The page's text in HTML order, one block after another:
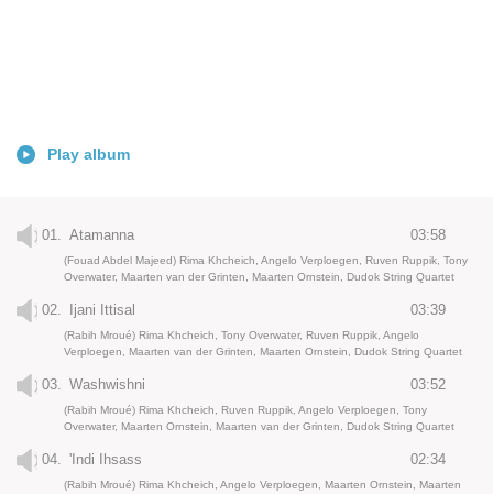
Play album
01. Atamanna 03:58
(Fouad Abdel Majeed) Rima Khcheich, Angelo Verploegen, Ruven Ruppik, Tony
Overwater, Maarten van der Grinten, Maarten Ornstein, Dudok String Quartet
02. Ijani Ittisal 03:39
(Rabih Mroué) Rima Khcheich, Tony Overwater, Ruven Ruppik, Angelo
Verploegen, Maarten van der Grinten, Maarten Ornstein, Dudok String Quartet
03. Washwishni 03:52
(Rabih Mroué) Rima Khcheich, Ruven Ruppik, Angelo Verploegen, Tony
Overwater, Maarten Ornstein, Maarten van der Grinten, Dudok String Quartet
04. 'Indi Ihsass 02:34
(Rabih Mroué) Rima Khcheich, Angelo Verploegen, Maarten Ornstein, Maarten